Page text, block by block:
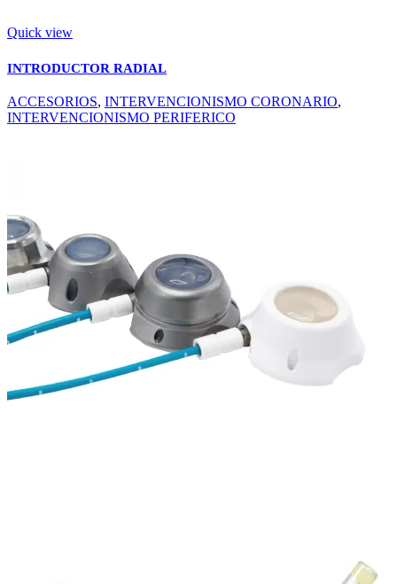
Quick view
INTRODUCTOR RADIAL
ACCESORIOS, INTERVENCIONISMO CORONARIO,
INTERVENCIONISMO PERIFERICO